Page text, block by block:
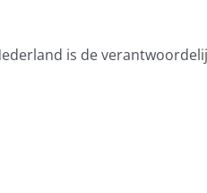
is de